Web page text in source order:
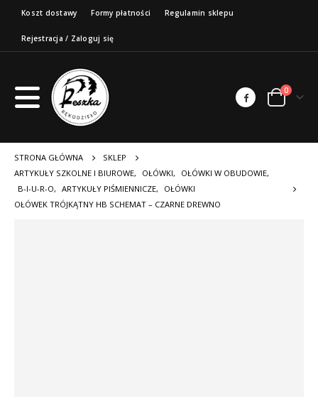
Koszt dostawy Formy płatności Regulamin sklepu
Rejestracja / Zaloguj się
0
STRONA GŁÓWNA
SKLEP
ARTYKUŁY SZKOLNE I BIUROWE, OŁÓWKI, OŁÓWKI W OBUDOWIE,
B-I-U-R-O, ARTYKUŁY PIŚMIENNICZE,
OŁÓWKI
OŁÓWEK TRÓJKĄTNY HB SCHEMAT – CZARNE DREWNO